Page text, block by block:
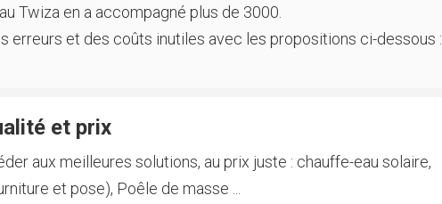
Twiza en a accompagné plus de 3000.
erreurs et des coûts inutiles avec les propositions ci-dessous :
et prix
aux meilleures solutions, au prix juste : chauffe-eau solaire,
et pose), Poêle de masse ...